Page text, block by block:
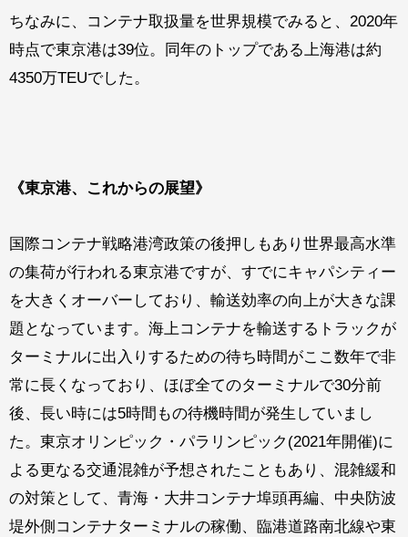
ちなみに、コンテナ取扱量を世界規模でみると、2020年
時点で東京港は39位。同年のトップである上海港は約
4350万TEUでした。
《東京港、これからの展望》
国際コンテナ戦略港湾政策の後押しもあり世界最高水準
の集荷が行われる東京港ですが、すでにキャパシティー
を大きくオーバーしており、輸送効率の向上が大きな課
題となっています。海上コンテナを輸送するトラックが
ターミナルに出入りするための待ち時間がここ数年で非
常に長くなっており、ほぼ全てのターミナルで30分前
後、長い時には5時間もの待機時間が発生していまし
た。東京オリンピック・パラリンピック(2021年開催)に
よる更なる交通混雑が予想されたこともあり、混雑緩和
の対策として、青海・大井コンテナ埠頭再編、中央防波
堤外側コンテナターミナルの稼働、臨港道路南北線や東